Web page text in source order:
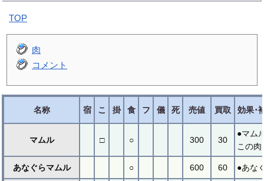
TOP
肉
コメント
名称 宿 こ 掛 食 フ 儀 死 売値 買取 効果･
マムル □ ○ 300 30
●マム
この
あなぐらマムル ○ 600 60 ●あな